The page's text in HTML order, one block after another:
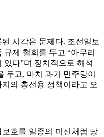
시각은 문제다. 조선일보
제 철회를 두고 “아무리
다”며 정치적으로 해석
두고, 마치 과거 민주당이
의 총선용 정책이라고 오
호를 일종의 미신처럼 당